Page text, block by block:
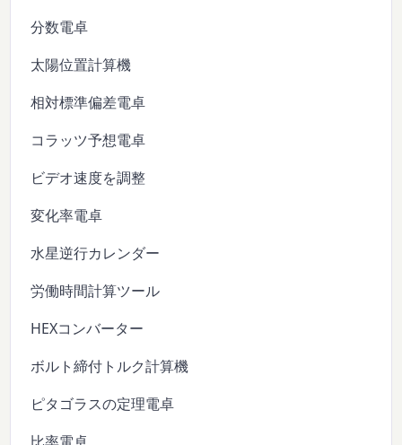
分数電卓
太陽位置計算機
相対標準偏差電卓
コラッツ予想電卓
ビデオ速度を調整
変化率電卓
水星逆行カレンダー
労働時間計算ツール
HEXコンバーター
ボルト締付トルク計算機
ピタゴラスの定理電卓